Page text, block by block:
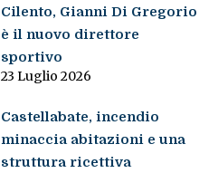
Cilento, Gianni Di Gregorio
è il nuovo direttore
sportivo
23 Luglio 2026
Castellabate, incendio
minaccia abitazioni e una
struttura ricettiva